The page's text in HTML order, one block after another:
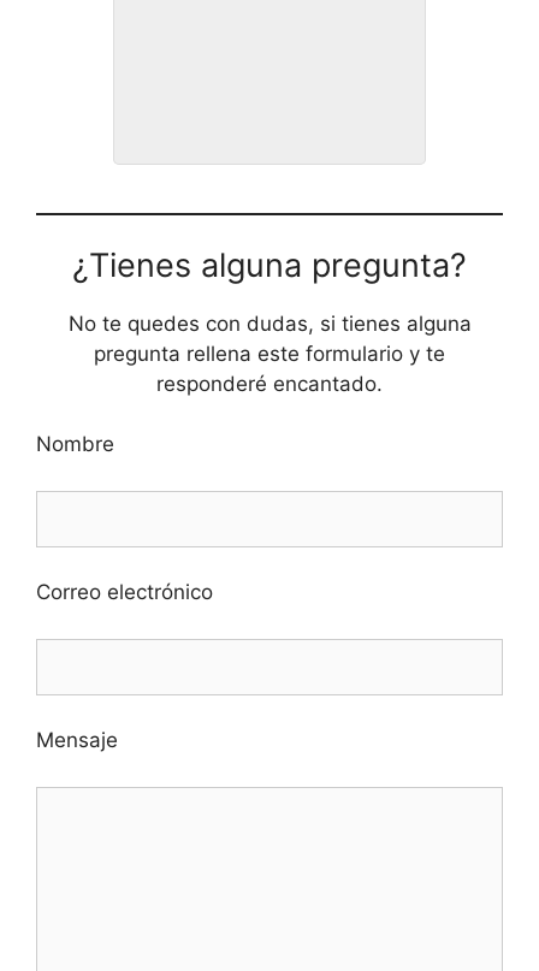
¿Tienes alguna pregunta?
No te quedes con dudas, si tienes alguna
pregunta rellena este formulario y te
responderé encantado.
Nombre
Correo electrónico
Mensaje